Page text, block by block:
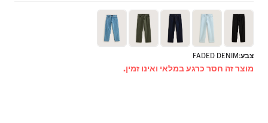
צבע:
FADED DENIM
מוצר זה חסר כרגע במלאי ואינו זמין.